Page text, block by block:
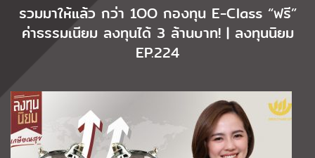
รวมมาให้แล้ว กว่า 1OO กองทุน E-Class “ฟรี”
ค่าธรรมเนียม ลงทุนได้ 3 ล้านบาท! | ลงทุนนิยม
EP.224